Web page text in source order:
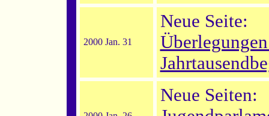
2000 Jan. 31
Neue Seite:
Neue Seiten: